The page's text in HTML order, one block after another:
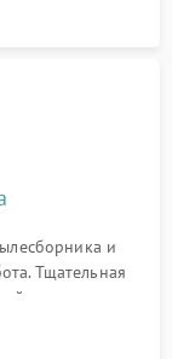
и
Тщательная
и плат от
с